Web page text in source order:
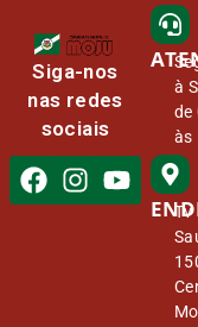
Siga-nos
nas redes
sociais
à
de
às
Tv